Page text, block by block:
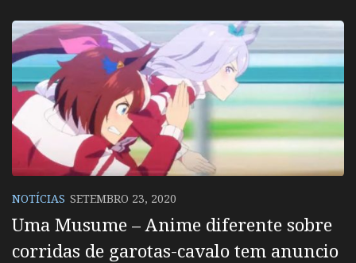
NOTÍCIAS SETEMBRO 23, 2020
Uma Musume – Anime diferente sobre
corridas de garotas-cavalo tem anuncio